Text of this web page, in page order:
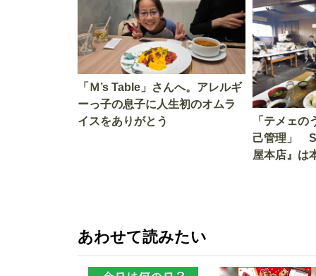
「Ｍ’s Table」さんへ。アレルギ
ーっ子の息子に人生初のオムラ
イスをありがとう
「テメェの
己管理」
屋本店』は
あわせて読みたい